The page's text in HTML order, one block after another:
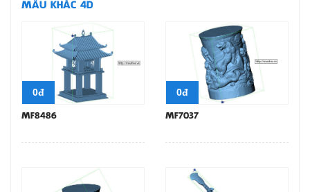
MẪU KHẮC 4D
0đ
MF8486
0đ
MF7037